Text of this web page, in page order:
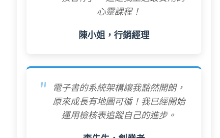
心靈課程！
陳小姐，行銷經理
電子書的系統架構讓我豁然開朗，
原來成長有地圖可循！我已經開始
運用檢核表追蹤自己的進步。